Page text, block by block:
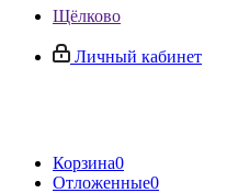
Щёлково
Личный кабинет
Корзина0
Отложенные0